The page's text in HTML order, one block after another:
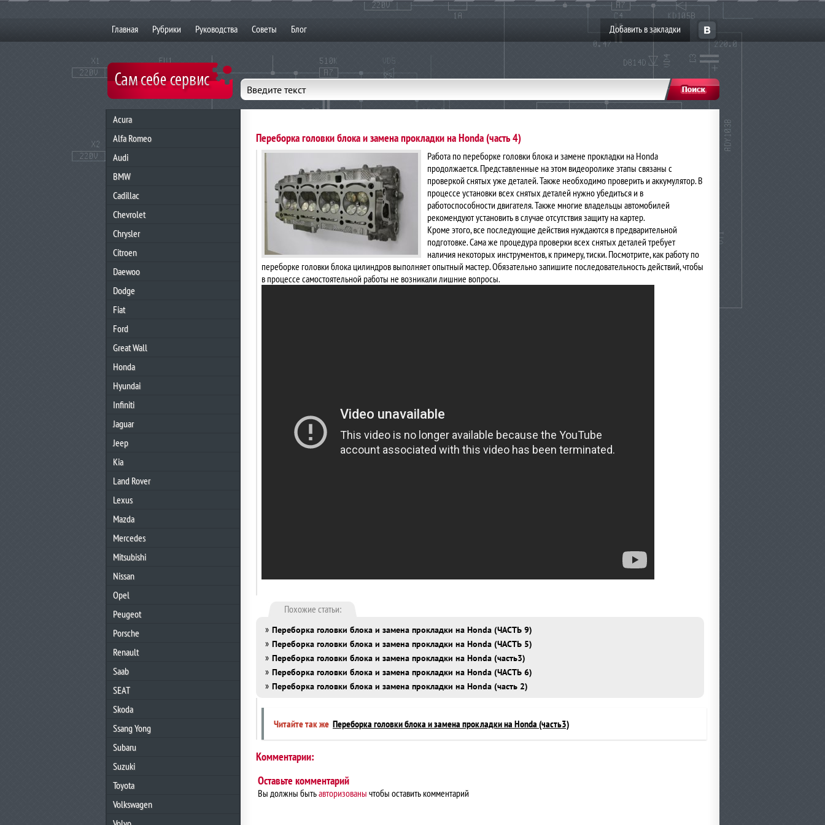
Главная Рубрики Руководства Советы Блог Добавить в закладки
Acura
Alfa Romeo
Audi
BMW
Cadillac
Chevrolet
Chrysler
Citroen
Daewoo
Dodge
Fiat
Ford
Great Wall
Honda
Hyundai
Infiniti
Jaguar
Jeep
Kia
Land Rover
Lexus
Mazda
Mercedes
Mitsubishi
Nissan
Opel
Peugeot
Porsche
Renault
Saab
SEAT
Skoda
Ssang Yong
Subaru
Suzuki
Toyota
Volkswagen
Введите текст
Переборка головки блока и замена прокладки на Honda (часть 4)
Работа по переборке головки блока и замене прокладки на Honda
продолжается. Представленные на этом видеоролике этапы связаны с
проверкой снятых уже деталей. Также необходимо проверить и аккумулятор. В
процессе установки всех снятых деталей нужно убедиться и в
работоспособности двигателя. Также многие владельцы автомобилей
рекомендуют установить в случае отсутствия защиту на картер.
Кроме этого, все последующие действия нуждаются в предварительной
подготовке. Сама же процедура проверки всех снятых деталей требует
наличия некоторых инструментов, к примеру, тиски. Посмотрите, как работу по
переборке головки блока цилиндров выполняет опытный мастер. Обязательно запишите последовательность действий, чтобы
в процессе самостоятельной работы не возникали лишние вопросы.
Похожие статьи:
» Переборка головки блока и замена прокладки на Honda (ЧАСТЬ 9)
» Переборка головки блока и замена прокладки на Honda (ЧАСТЬ 5)
» Переборка головки блока и замена прокладки на Honda (часть3)
» Переборка головки блока и замена прокладки на Honda (ЧАСТЬ 6)
» Переборка головки блока и замена прокладки на Honda (часть 2)
Читайте так же Переборка головки блока и замена прокладки на Honda (часть3)
Комментарии:
Оставьте комментарий
Вы должны бытьавторизованы чтобы оставить комментарий